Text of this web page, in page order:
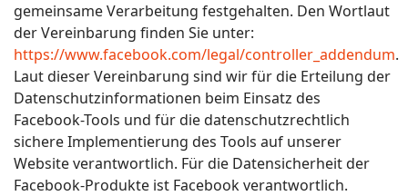
gemeinsame Verarbeitung festgehalten. Den Wortlaut
der Vereinbarung finden Sie unter:
https://www.facebook.com/legal/controller_addendum.
Laut dieser Vereinbarung sind wir für die Erteilung der
Datenschutzinformationen beim Einsatz des
Facebook-Tools und für die datenschutzrechtlich
sichere Implementierung des Tools auf unserer
Website verantwortlich. Für die Datensicherheit der
Facebook-Produkte ist Facebook verantwortlich.